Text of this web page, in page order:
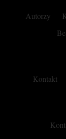
Autorzy
Kontakt